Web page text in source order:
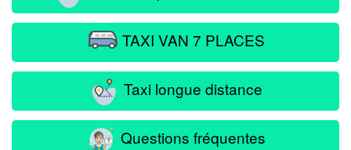
TAXI VAN 7 PLACES
Taxi longue distance
Questions fréquentes